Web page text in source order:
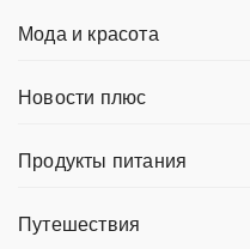
Мода и красота
Новости плюс
Продукты питания
Путешествия